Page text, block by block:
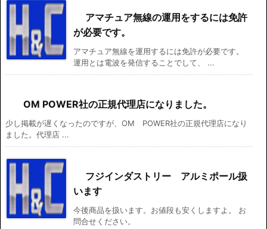
アマチュア無線の運用をするには免許
が必要です。
アマチュア無線を運用するには免許が必要です。
運用とは電波を発信することでして、 ...
OM POWER社の正規代理店になりました。
少し掲載が遅くなったのですが、OM POWER社の正規代理店になり
ました。代理店 ...
フジインダストリー アルミポール扱
います
今後商品を扱います。お値段も安くしますよ。 お
問合せください。